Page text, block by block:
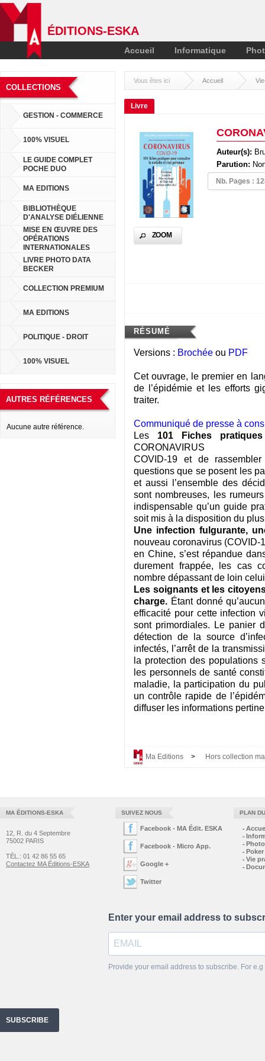
ÉDITIONS-ESKA
Accueil Informatique
COLLECTIONS
GESTION - COMMERCE
100% VISUEL
LE GUIDE COMPLET
POCHE DUO
MA EDITIONS
BIBLIOTHÈQUE
D'ANALYSE DIÉLIENNE
MISE EN ŒUVRE DES
OPÉRATIONS
INTERNATIONALES
LIVRE PHOTO DATA
BECKER
COLLECTION PREMIUM
MA EDITIONS
POLITIQUE - DROIT
100% VISUEL
AUTRES RÉFÉRENCES
Aucune autre référence.
Vous êtes ici Accueil
Livre
ZOOM
Auteur(s):
Parution:
Nb. Pages :
RÉSUMÉ
Versions : Brochée ou PDF
Cet ouvrage, le premier en
de l’épidémie et les efforts
traiter.
Communiqué de presse à
Les 101 Fiches pratiques
CORONAVIRUS
COVID-19 et de
questions que se posent les
et aussi l’ensemble des
sont nombreuses, les
indispensable qu’un guide
soit mis à la disposition du
Une infection fulgurante,
nouveau coronavirus
en Chine, s’est répandue
durement frappée, les cas
nombre dépassant de loin
Les soignants et les
charge. Étant donné
efficacité pour cette infection
sont primordiales. Le panier
détection de la source
infectés, l’arrêt de la
la protection des populations
les personnels de santé
maladie, la participation du
un contrôle rapide de
diffuser les informations
Ma Editions > Hors collection
MA ÉDITIONS-ESKA
12, R. du 4 Septembre
75002 PARIS
TÉL.: 01 42 86 55 65
Contactez MA Éditions-ESKA
SUIVEZ NOUS
Facebook - MA Édit. ESKA
Facebook - Micro App.
Google +
Twitter
PLAN
-
-
-
- Poker
- Vie
-
Enter your email address to
Provide your email address to subscribe. For
SUBSCRIBE